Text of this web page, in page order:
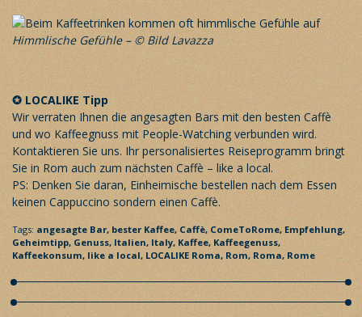
Himmlische Gefühle – © Bild Lavazza
✪ LOCALIKE Tipp
Wir verraten Ihnen die angesagten Bars mit den besten Caffè
und wo Kaffeegnuss mit People-Watching verbunden wird.
Kontaktieren Sie uns. Ihrpersonalisiertes Reiseprogrammbringt
Sie in Rom auch zum nächsten Caffè – like a local.
PS: Denken Sie daran, Einheimische bestellen nach dem Essen
keinen Cappuccino sondern einen Caffè.
Tags: angesagte Bar, bester Kaffee, Caffè, ComeToRome, Empfehlung,
Geheimtipp, Genuss, Italien, Italy, Kaffee, Kaffeegenuss,
Kaffeekonsum, like a local, LOCALIKE Roma, Rom, Roma, Rome